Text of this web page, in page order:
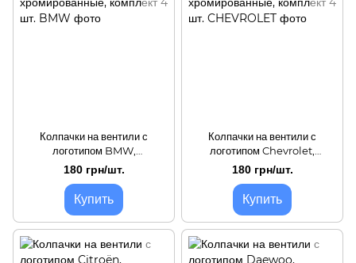
Колпачки на вентили с
логотипом BMW,
хромированные, комплект 4
шт.
180 грн/шт.
Купить
Колпачки на вентили с
логотипом Chevrolet,
хромированные, комплект 4
шт.
180 грн/шт.
Купить